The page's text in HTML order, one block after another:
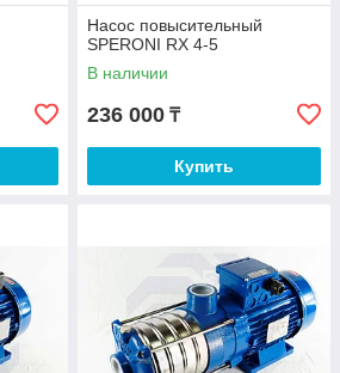
Насос повысительный
SPERONI RX 4-5
В наличии
236 000 ₸
Купить